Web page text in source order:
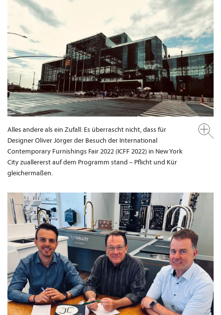
Alles andere als ein Zufall: Es überrascht nicht, dass für
Designer Oliver Jörger der Besuch der International
Contemporary Furnishings Fair 2022 (ICFF 2022) in New York
City zuallererst auf dem Programm stand – Pflicht und Kür
gleichermaßen.